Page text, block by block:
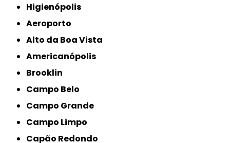
Higienópolis
Aeroporto
Alto da Boa Vista
Americanópolis
Brooklin
Campo Belo
Campo Grande
Campo Limpo
Capão Redondo